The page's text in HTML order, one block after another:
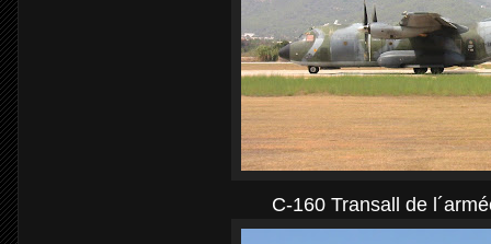
C-160 Transall de